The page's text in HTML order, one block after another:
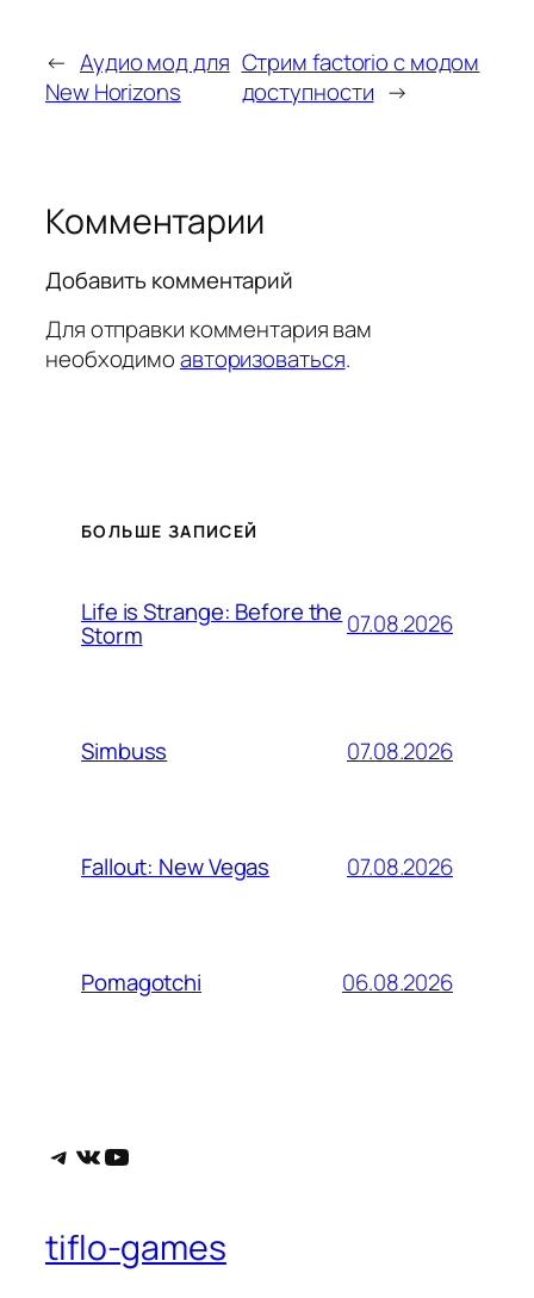
← Аудио мод для
New Horizons
Стрим factorio с модом
доступности →
Комментарии
Добавить комментарий
Для отправки комментария вам
необходимоавторизоваться.
БОЛЬШЕ ЗАПИСЕЙ
Life is Strange: Before the
Storm 07.08.2026
Simbuss 07.08.2026
Fallout: New Vegas 07.08.2026
Pomagotchi 06.08.2026
Telegram
ВКонтакте
YouTube
tiflo-games